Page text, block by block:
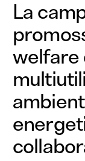
La
welfare